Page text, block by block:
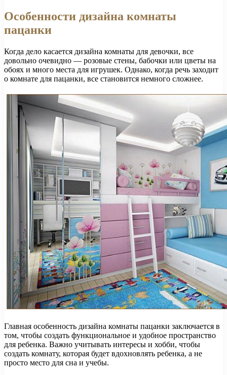
Особенности дизайна комнаты
пацанки
Когда дело касается дизайна комнаты для девочки, все
довольно очевидно — розовые стены, бабочки или цветы на
обоях и много места для игрушек. Однако, когда речь заходит
о комнате для пацанки, все становится немного сложнее.
Главная особенность дизайна комнаты пацанки заключается в
том, чтобы создать функциональное и удобное пространство
для ребенка. Важно учитывать интересы и хобби, чтобы
создать комнату, которая будет вдохновлять ребенка, а не
просто место для сна и учебы.